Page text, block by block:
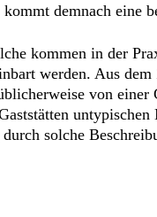
demnach eine
kommen in der
werden. Aus
von einer
solche